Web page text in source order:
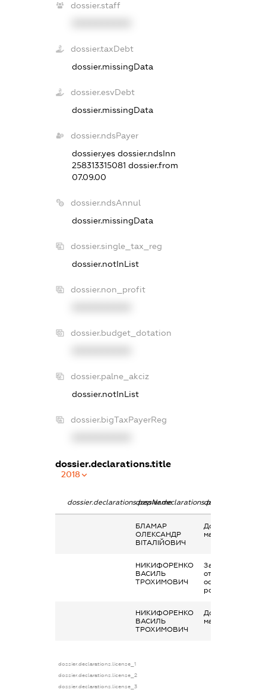
dossier.staff
dossier.taxDebt
dossier.missingData
dossier.esvDebt
dossier.missingData
dossier.ndsPayer
dossier.yesdossier.ndsInn
258313315081dossier.from
07.09.00
dossier.ndsAnnul
dossier.missingData
dossier.single_tax_reg
dossier.notInList
dossier.non_profit
dossier.budget_dotation
dossier.palne_akciz
dossier.notInList
dossier.bigTaxPayerReg
dossier.declarations.title
2018
dossier.declarations.pepNamedossier.declarations.personName
БЛАМАР
ОЛЕКСАНДР
ВІТАЛІЙОВИЧ
Дохід від
майна в оренду
НИКИФОРЕНКО
ВАСИЛЬ
ТРОХИМОВИЧ
Заробітна плата
отримана за
основним місцем
роботи
НИКИФОРЕНКО
ВАСИЛЬ
ТРОХИМОВИЧ
Дохід від
майна в оренду
dossier.declarations.license_1
dossier.declarations.license_2
dossier.declarations.license_3